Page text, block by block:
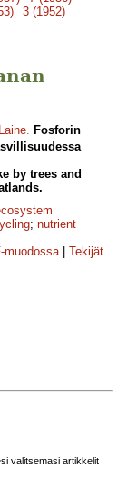
3 (1952)
. Fosforin
by trees and
; nutrient
muodossa| Tekijät
valitsemasi artikkelit